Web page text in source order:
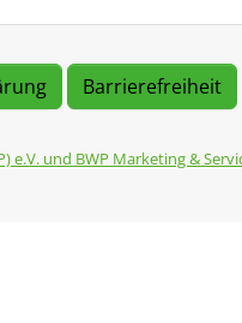
Barrierefreiheit
e.V. und BWP Marketing &